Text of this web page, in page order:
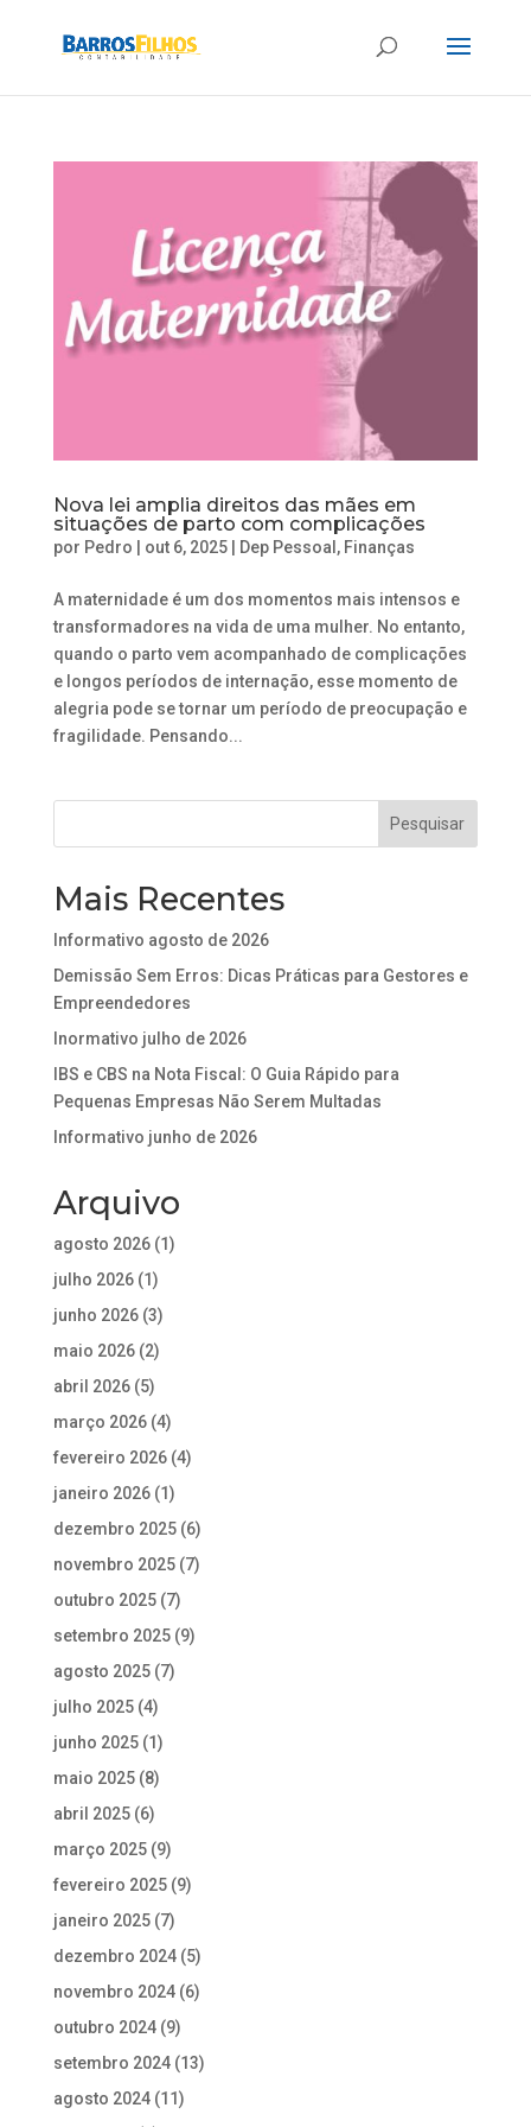
Nova lei amplia direitos das mães em
situações de parto com complicações
por Pedro out 6, 2025| Dep Pessoal , Finanças
A maternidade é um dos momentos mais intensos e
transformadores na vida de uma mulher. No entanto,
quando o parto vem acompanhado de complicações
e longos períodos de internação, esse momento de
alegria pode se tornar um período de preocupação e
fragilidade. Pensando...
Mais Recentes
Informativo agosto de 2026
Demissão Sem Erros: Dicas Práticas para Gestores e
Empreendedores
Inormativo julho de 2026
IBS e CBS na Nota Fiscal: O Guia Rápido para
Pequenas Empresas Não Serem Multadas
Informativo junho de 2026
Arquivo
agosto 2026(1)
julho 2026(1)
junho 2026(3)
maio 2026(2)
abril 2026(5)
março 2026(4)
fevereiro 2026(4)
janeiro 2026(1)
dezembro 2025(6)
novembro 2025(7)
outubro 2025(7)
setembro 2025(9)
agosto 2025(7)
julho 2025(4)
junho 2025(1)
maio 2025(8)
abril 2025(6)
março 2025(9)
fevereiro 2025(9)
janeiro 2025(7)
dezembro 2024(5)
novembro 2024(6)
outubro 2024(9)
setembro 2024(13)
agosto 2024(11)